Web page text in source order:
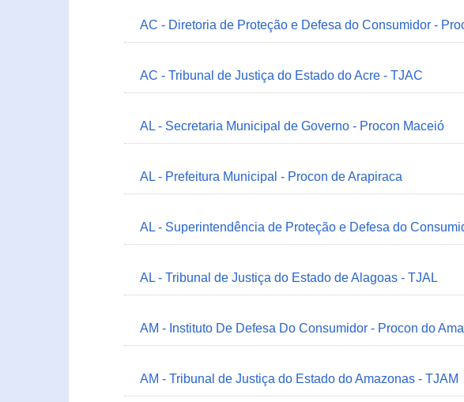
AC - Diretoria de Proteção e Defesa do Consumidor -
AC - Tribunal de Justiça do Estado do Acre - TJAC
AL - Secretaria Municipal de Governo - Procon Maceió
AL - Prefeitura Municipal - Procon de Arapiraca
AL - Superintendência de Proteção e Defesa do
AL - Tribunal de Justiça do Estado de Alagoas - TJAL
AM - Instituto De Defesa Do Consumidor - Procon do
AM - Tribunal de Justiça do Estado do Amazonas - TJAM